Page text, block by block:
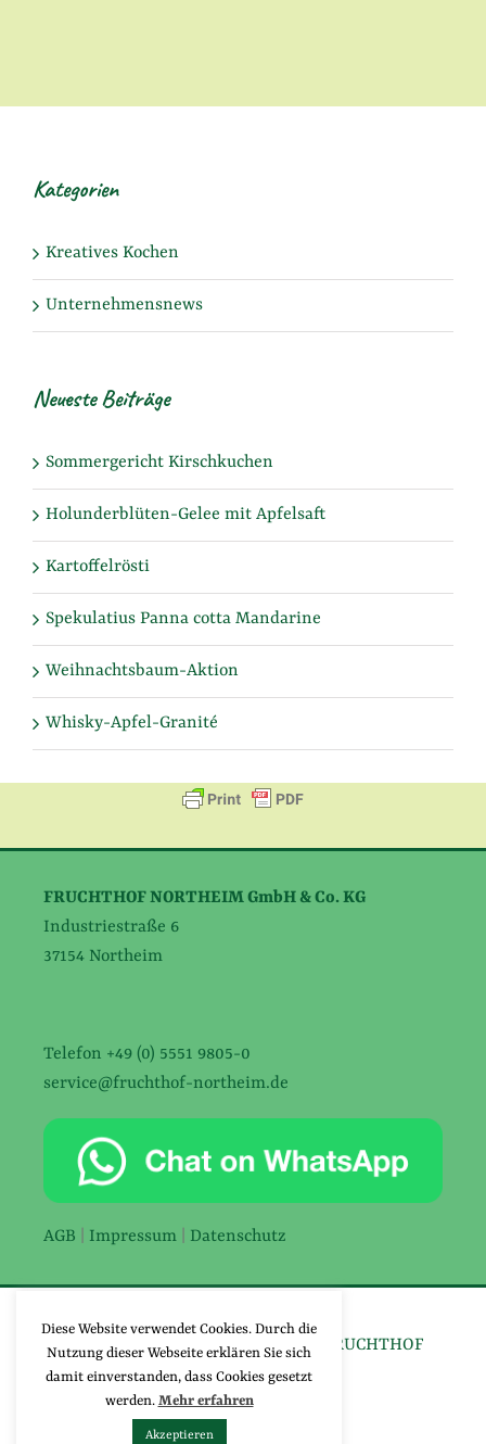
Kategorien
Kreatives Kochen
Unternehmensnews
Neueste Beiträge
Sommergericht Kirschkuchen
Holunderblüten-Gelee mit Apfelsaft
Kartoffelrösti
Spekulatius Panna cotta Mandarine
Weihnachtsbaum-Aktion
Whisky-Apfel-Granité
FRUCHTHOF NORTHEIM GmbH & Co. KG
Industriestraße 6
37154 Northeim
Telefon +49 (0) 5551 9805-0
service@fruchthof-northeim.de
AGB Impressum| Datenschutz
©2026 UNTERNEHMENSGRUPPE FRUCHTHOF
NORTHEIM
Diese Website verwendet Cookies. Durch die
Nutzung dieser Webseite erklären Sie sich
damit einverstanden, dass Cookies gesetzt
werden. Mehr erfahren
Akzeptieren